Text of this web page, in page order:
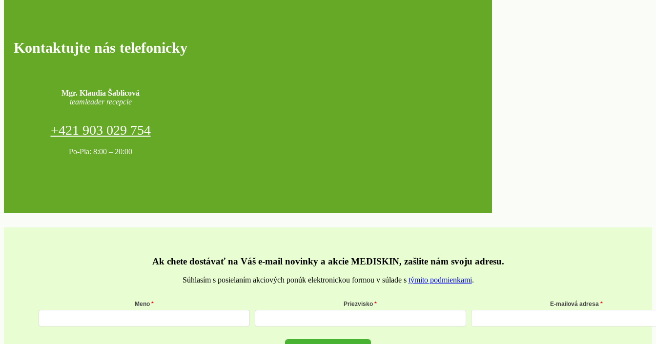
Kontaktujte nás telefonicky
Mgr. Klaudia Šablicová
teamleader recepcie
+421 903 029 754
Po-Pia: 8:00 – 20:00
Ak chete dostávať na Váš e-mail novinky a akcie MEDISKIN, zašlite nám svoju adresu.
Súhlasím s posielaním akciových ponúk elektronickou formou v súlade s týmito podmienkami.
Meno Priezvisko E-mailová adresa